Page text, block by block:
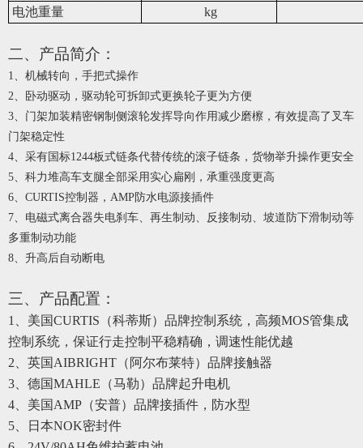
电池重量
kg
二、产品简介：
1、 机械转向，手把式操作
2、卧动驱动，驱动轮可拆卸式更换轮子更为方便
3、门架加装精密钢制侧滚轮发挥导向作用减少磨檫，有效提高了叉车
门架稳定性
4、采有国标1244板式链条代替传统的滚子链条，货物举升操作更安全
5、科力堆高车支腿全部采用实心扁刚，承重强度更高
6、 CURTIS控制器，AMP防水电源接插件
7、电磁式离合器失电刹车、再生制动、反接制动、坡道防下滑制动等
多重制动功能
8、升高后自动断电
三、产品配置：
1、美国CURTIS（科蒂斯）品牌控制系统 ，高频MOS管集成
控制系统，保证行走控制平稳精确，调速性能优越
2 、英国 AIBRIGHT（阿尔布莱特）品牌接触器
3 、德国MAHLE（马勒）品牌起升电机
4 、美国 AMP（安普）品牌接插件 ，防水型
5 、日本NOK密封件